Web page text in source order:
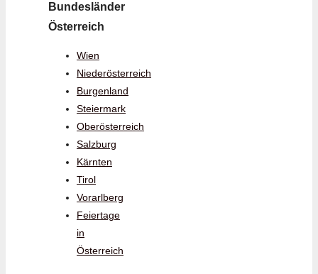
Bundesländer
Österreich
Wien
Niederösterreich
Burgenland
Steiermark
Oberösterreich
Salzburg
Kärnten
Tirol
Vorarlberg
Feiertage
in
Österreich